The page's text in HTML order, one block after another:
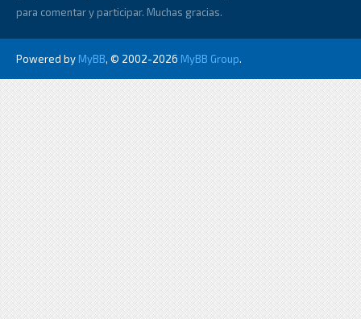
para comentar y participar. Muchas gracias.
Powered by MyBB, © 2002-2026 MyBB Group.